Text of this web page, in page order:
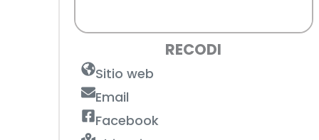
RECODI
Sitio web
Email
Facebook